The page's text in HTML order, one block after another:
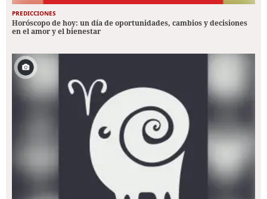
PREDICCIONES
Horóscopo de hoy: un día de oportunidades, cambios y decisiones
en el amor y el bienestar